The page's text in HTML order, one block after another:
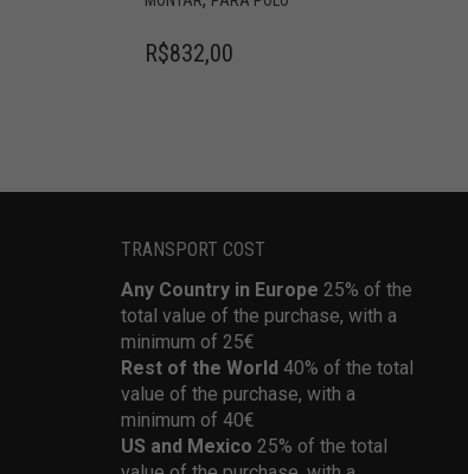
R$832,00
TRANSPORT COST
Any Country in Europe 25% of the
total value of the purchase, with a
minimum of 25€
Rest of the World 40% of the total
value of the purchase, with a
minimum of 40€
US and Mexico 25% of the total